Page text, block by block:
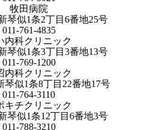
牧田病院
琴似1条2丁目6番地25号
011-761-4835
内科クリニック
琴似1条3丁目3番地13号
011-769-1200
内科クリニック
琴似1条8丁目22番地17号
011-764-3110
キチクリニック
琴似1条12丁目6番地3号
011-788-3210